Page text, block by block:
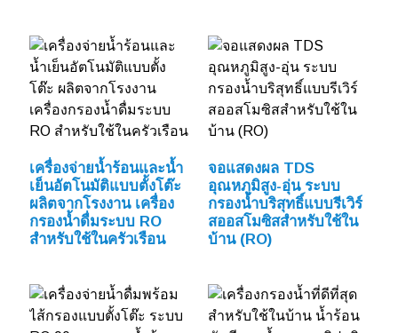
เครื่องจ่ายน้ำร้อนและน้ำ
เย็นอัตโนมัติแบบตั้งโต๊ะ
ผลิตจากโรงงาน เครื่อง
กรองน้ำดื่มระบบ RO
สำหรับใช้ในครัวเรือน
จอแสดงผล TDS
อุณหภูมิสูง-อุ่น ระบบ
กรองน้ำบริสุทธิ์แบบรีเวิร์
สออสโมซิสสำหรับใช้ใน
บ้าน (RO)